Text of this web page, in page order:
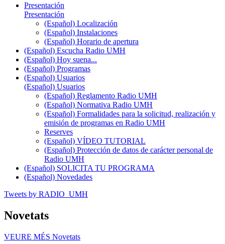
Presentación
Presentación
(Español) Localización
(Español) Instalaciones
(Español) Horario de apertura
(Español) Escucha Radio UMH
(Español) Hoy suena...
(Español) Programas
(Español) Usuarios
(Español) Usuarios
(Español) Reglamento Radio UMH
(Español) Normativa Radio UMH
(Español) Formalidades para la solicitud, realización y
emisión de programas en Radio UMH
Reserves
(Español) VÍDEO TUTORIAL
(Español) Protección de datos de carácter personal de
Radio UMH
(Español) SOLICITA TU PROGRAMA
(Español) Novedades
Tweets by RADIO_UMH
Novetats
VEURE MÉS Novetats